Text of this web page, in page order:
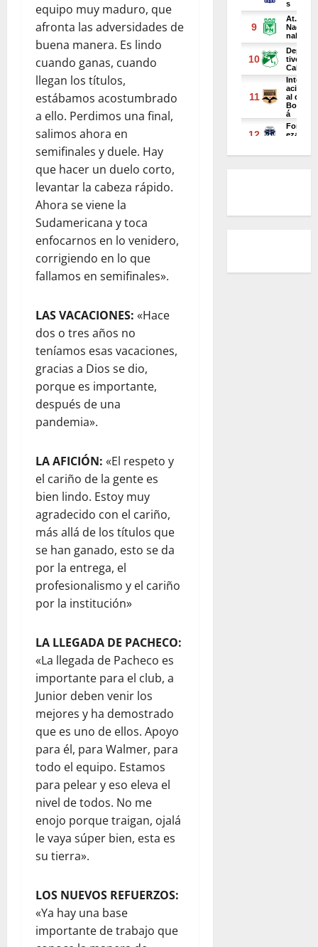
equipo muy maduro, que
afronta las adversidades de
buena manera. Es lindo
cuando ganas, cuando
llegan los títulos,
estábamos acostumbrado
a ello. Perdimos una final,
salimos ahora en
semifinales y duele. Hay
que hacer un duelo corto,
levantar la cabeza rápido.
Ahora se viene la
Sudamericana y toca
enfocarnos en lo venidero,
corrigiendo en lo que
fallamos en semifinales».
LAS VACACIONES: «Hace
dos o tres años no
teníamos esas vacaciones,
gracias a Dios se dio,
porque es importante,
después de una
pandemia».
LA AFICIÓN: «El respeto y
el cariño de la gente es
bien lindo. Estoy muy
agradecido con el cariño,
más allá de los títulos que
se han ganado, esto se da
por la entrega, el
profesionalismo y el cariño
por la institución»
LA LLEGADA DE PACHECO:
«La llegada de Pacheco es
importante para el club, a
Junior deben venir los
mejores y ha demostrado
que es uno de ellos. Apoyo
para él, para Walmer, para
todo el equipo. Estamos
para pelear y eso eleva el
nivel de todos. No me
enojo porque traigan, ojalá
le vaya súper bien, esta es
su tierra».
LOS NUEVOS REFUERZOS:
«Ya hay una base
importante de trabajo que